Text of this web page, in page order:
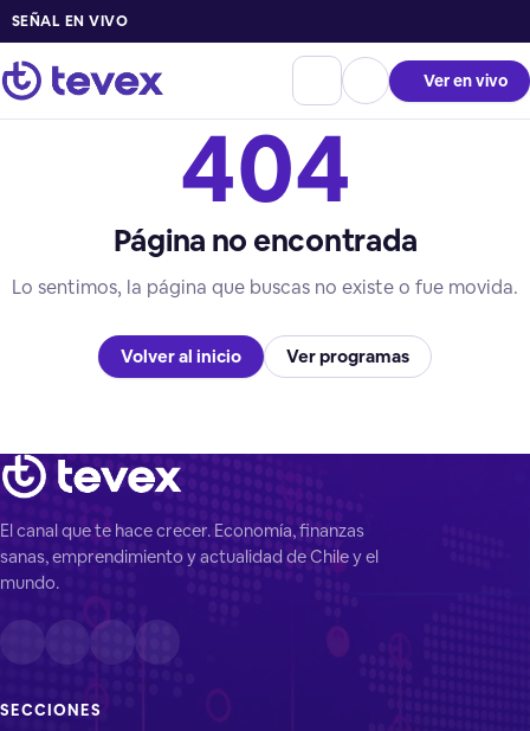
SEÑAL EN VIVO
Ver en vivo
404
Página no encontrada
Lo sentimos, la página que buscas no existe o fue movida.
Volver al inicio Ver programas
El canal que te hace crecer. Economía, finanzas
sanas, emprendimiento y actualidad de Chile y el
mundo.
SECCIONES